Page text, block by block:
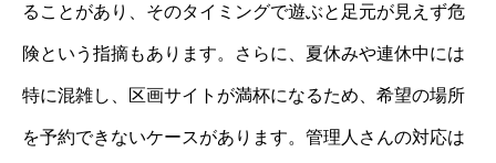
ることがあり、そのタイミングで遊ぶと足元が見えず危
険という指摘もあります。さらに、夏休みや連休中には
特に混雑し、区画サイトが満杯になるため、希望の場所
を予約できないケースがあります。管理人さんの対応は